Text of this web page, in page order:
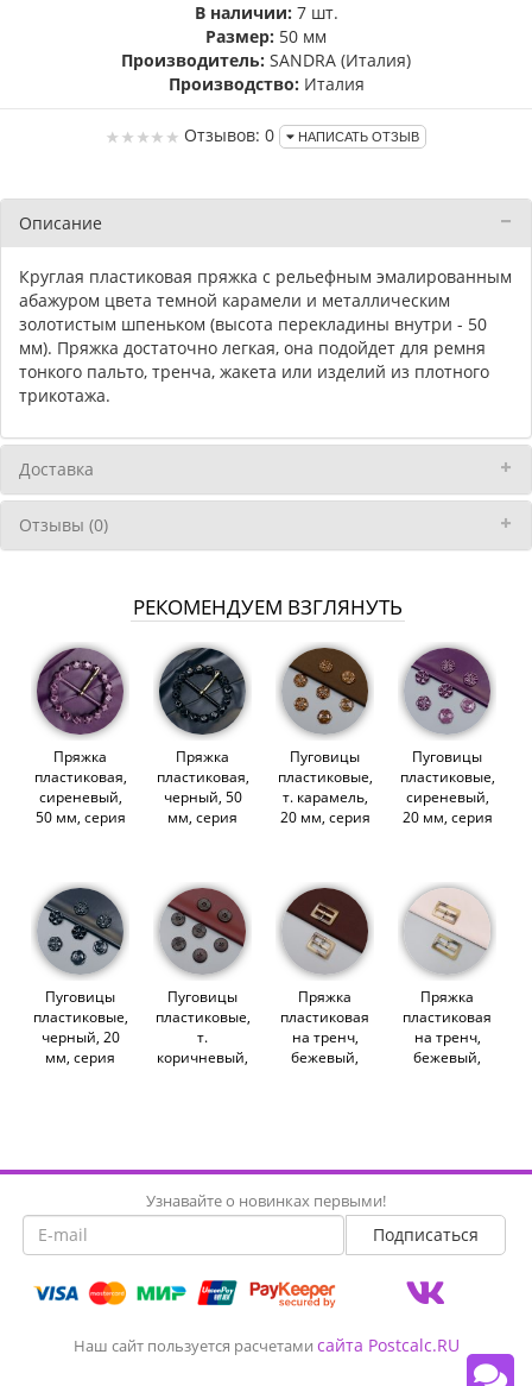
В наличии: 7 шт.
Размер: 50 мм
Производитель: SANDRA (Италия)
Производство: Италия
Отзывов: 0 НАПИСАТЬ ОТЗЫВ
Описание
Круглая пластиковая пряжка с рельефным эмалированным
абажуром цвета темной карамели и металлическим
золотистым шпеньком (высота перекладины внутри - 50
мм). Пряжка достаточно легкая, она подойдет для ремня
тонкого пальто, тренча, жакета или изделий из плотного
трикотажа.
Доставка
Отзывы (0)
РЕКОМЕНДУЕМ ВЗГЛЯНУТЬ
Пряжка
пластиковая,
сиреневый,
50 мм, серия
Пряжка
пластиковая,
черный, 50
мм, серия
Пуговицы
пластиковые,
т. карамель,
20 мм, серия
Пуговицы
пластиковые,
сиреневый,
20 мм, серия
Пуговицы
пластиковые,
черный, 20
мм, серия
Пуговицы
пластиковые,
т.
коричневый,
Пряжка
пластиковая
на тренч,
бежевый,
Пряжка
пластиковая
на тренч,
бежевый,
Узнавайте о новинках первыми!
Наш сайт пользуется расчетами сайта Postcalc.RU